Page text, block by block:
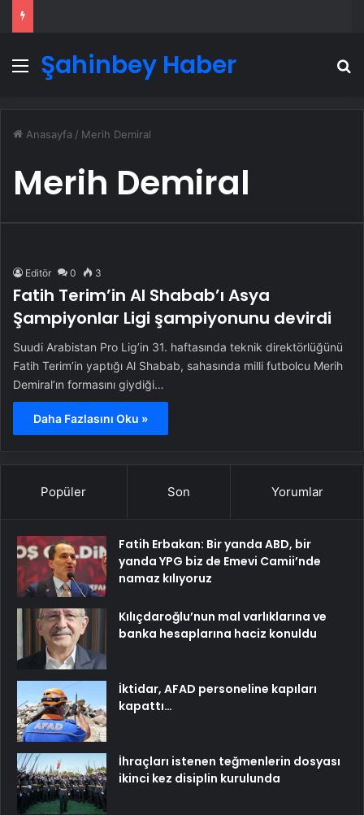
Menü
Şahinbey Haber
Anasayfa / Merih Demiral
Merih Demiral
Editör 0 3
Fatih Terim’in Al Shabab’ı Asya
Şampiyonlar Ligi şampiyonunu devirdi
Suudi Arabistan Pro Lig’in 31. haftasında teknik direktörlüğünü
Fatih Terim’in yaptığı Al Shabab, sahasında milli futbolcu Merih
Demiral’ın formasını giydiği…
Daha Fazlasını Oku »
Popüler Son Yorumlar
Fatih Erbakan: Bir yanda ABD, bir
yanda YPG biz de Emevi Camii’nde
namaz kılıyoruz
Kılıçdaroğlu’nun mal varlıklarına ve
banka hesaplarına haciz konuldu
İktidar, AFAD personeline kapıları
kapattı…
İhraçları istenen teğmenlerin dosyası
ikinci kez disiplin kurulunda